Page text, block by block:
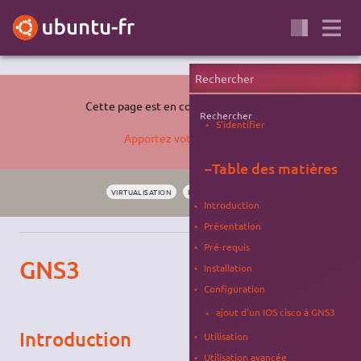
Cette page est en cours de rédaction.
Apportez votre aide…
VIRTUALISATION RÉSEAU
GNS3
Introduction
Rechercher
S'identifier
−Table des matières
Introduction
Présentation
Pré-requis
Installation
Configuration
ajout d'un IOS cisco à GNS3
Utilisation
Utilisation avancée